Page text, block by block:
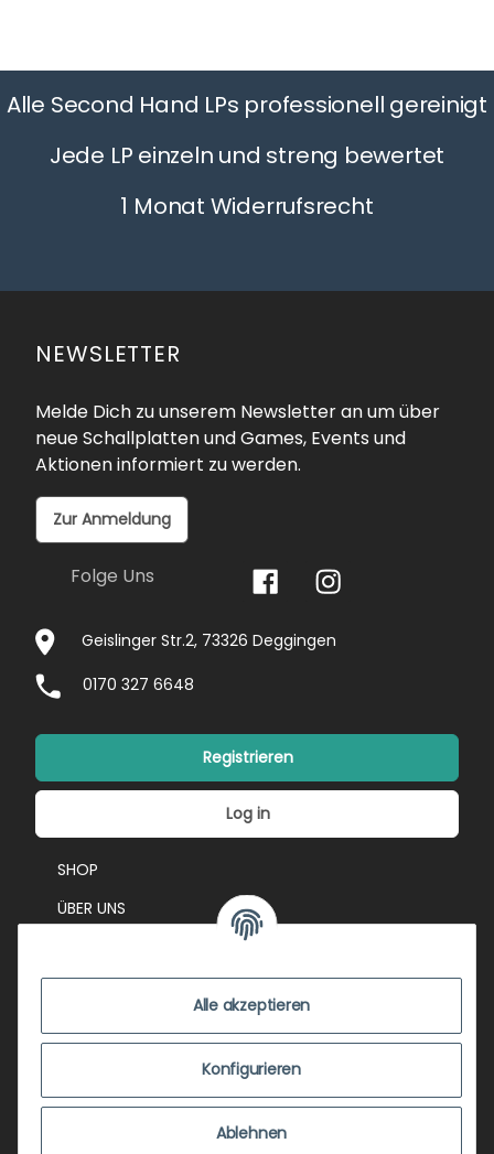
Alle akzeptieren
Konfigurieren
Ablehnen
Alle Second Hand LPs professionell gereinigt
Jede LP einzeln und streng bewertet
1 Monat Widerrufsrecht
NEWSLETTER
Melde Dich zu unserem Newsletter an um über
neue Schallplatten und Games, Events und
Aktionen informiert zu werden.
Zur Anmeldung
Folge Uns
Geislinger Str.2, 73326 Deggingen
0170 327 6648
Registrieren
Log in
SHOP
ÜBER UNS
ZUSTANDSBEWERTUNG
ZAHLUNGSMÖGLICHKEITEN